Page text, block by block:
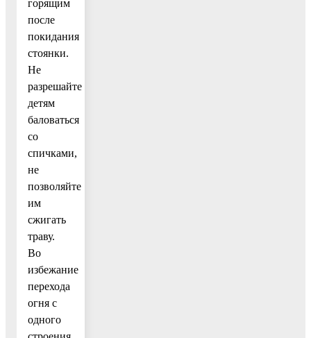
горящим
после
покидания
стоянки.
Не
разрешайте
детям
баловаться
со
спичками,
не
позволяйте
им
сжигать
траву.
Во
избежание
перехода
огня с
одного